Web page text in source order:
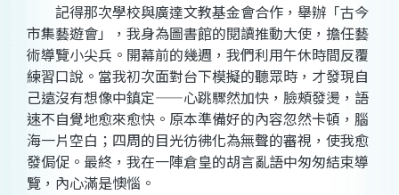
記得那次學校與廣達文教基金會合作，舉辦「古今
市集藝遊會」，我身為圖書館的閱讀推動大使，擔任藝
術導覽小尖兵。開幕前的幾週，我們利用午休時間反覆
練習口說。當我初次面對台下模擬的聽眾時，才發現自
己遠沒有想像中鎮定——心跳驟然加快，臉頰發燙，語
速不自覺地愈來愈快。原本準備好的內容忽然卡頓，腦
海一片空白；四周的目光彷彿化為無聲的審視，使我愈
發侷促。最終，我在一陣倉皇的胡言亂語中匆匆結束導
覽，內心滿是懊惱。